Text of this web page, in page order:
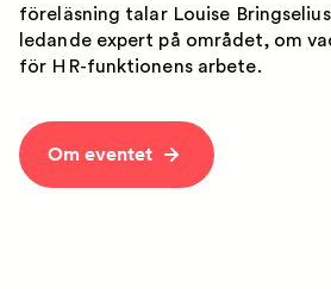
föreläsning talar Louise
ledande expert på området, om
för HR-funktionens arbete.
Om eventet